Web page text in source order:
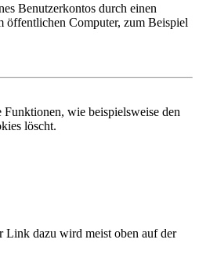
Benutzerkontos durch einen
öffentlichen Computer, zum Beispiel
wie beispielsweise den
löscht.
Link dazu wird meist oben auf der